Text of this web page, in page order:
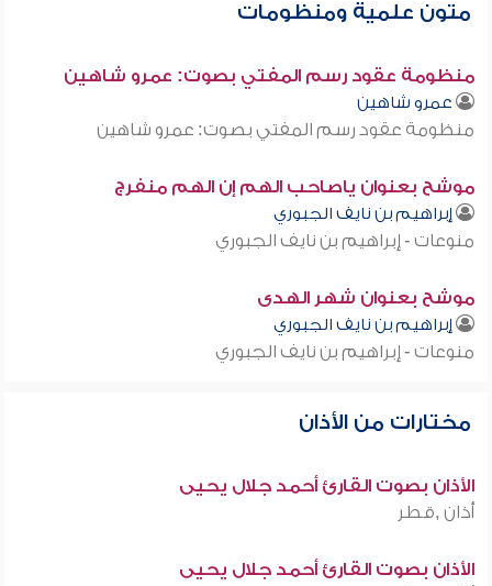
متون علمية ومنظومات
منظومة عقود رسم المفتي بصوت: عمرو شاهين
عمرو شاهين
منظومة عقود رسم المفتي بصوت: عمرو شاهين
موشح بعنوان ياصاحب الهم إن الهم منفرج
إبراهيم بن نايف الجبوري
منوعات - إبراهيم بن نايف الجبوري
موشح بعنوان شهر الهدى
إبراهيم بن نايف الجبوري
منوعات - إبراهيم بن نايف الجبوري
مختارات من الأذان
الأذان بصوت القارئ أحمد جلال يحيى
أذان ,قطر
الأذان بصوت القارئ أحمد جلال يحيى